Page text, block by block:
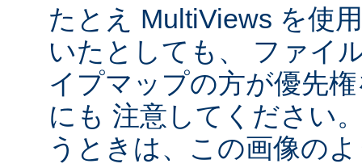
たとえ MultiViews を使
いたとしても、 ファイ
イプマップの方が優先
にも 注意してください
うときは、この画像の